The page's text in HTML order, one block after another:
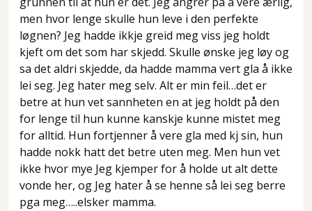
men hvor lenge skulle hun leve i den perfekte
løgnen? Jeg hadde ikkje greid meg viss jeg holdt
kjeft om det som har skjedd. Skulle ønske jeg løy og
sa det aldri skjedde, da hadde mamma vert gla å ikke
lei seg. Jeg hater meg selv. Alt er min feil…det er
betre at hun vet sannheten en at jeg holdt på den
for lenge til hun kunne kanskje kunne mistet meg
for alltid. Hun fortjenner å vere gla med kj sin, hun
hadde nokk hatt det betre uten meg. Men hun vet
ikke hvor mye Jeg kjemper for å holde ut alt dette
vonde her, og Jeg hater å se henne så lei seg berre
pga meg…..elsker mamma.